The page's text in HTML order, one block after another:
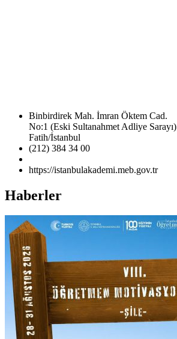
Binbirdirek Mah. İmran Öktem Cad.
No:1 (Eski Sultanahmet Adliye Sarayı)
Fatih/İstanbul
(212) 384 34 00
https://istanbulakademi.meb.gov.tr
Haberler